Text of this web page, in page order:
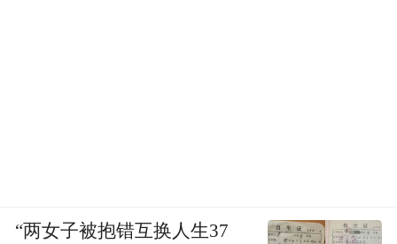
“两女子被抱错互换人生37